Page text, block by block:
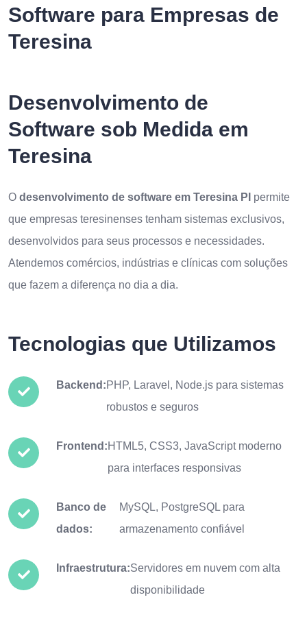
Software para Empresas de
Teresina
Desenvolvimento de
Software sob Medida em
Teresina
O desenvolvimento de software em Teresina PI permite
que empresas teresinenses tenham sistemas exclusivos,
desenvolvidos para seus processos e necessidades.
Atendemos comércios, indústrias e clínicas com soluções
que fazem a diferença no dia a dia.
Tecnologias que Utilizamos
Backend:PHP, Laravel, Node.js para sistemas
robustos e seguros
Frontend:HTML5, CSS3, JavaScript moderno
para interfaces responsivas
Banco de
dados:
MySQL, PostgreSQL para
armazenamento confiável
Infraestrutura:Servidores em nuvem com alta
disponibilidade